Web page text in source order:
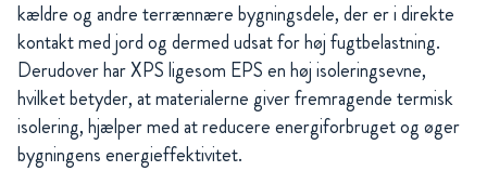
kældre og andre terrænnære bygningsdele, der er i direkte
kontakt med jord og dermed udsat for høj fugtbelastning.
Derudover har XPS ligesom EPS en høj isoleringsevne,
hvilket betyder, at materialerne giver fremragende termisk
isolering, hjælper med at reducere energiforbruget og øger
bygningens energieffektivitet​.